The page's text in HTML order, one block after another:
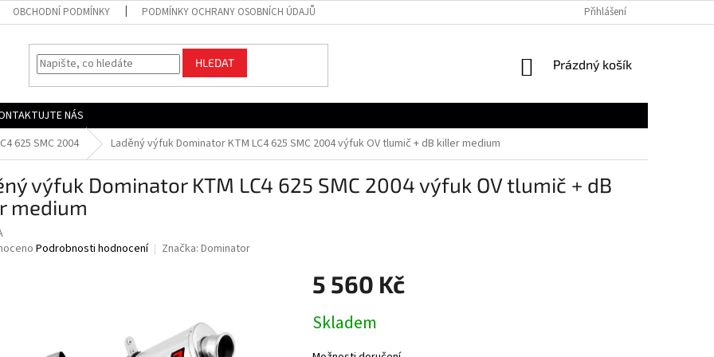
OBCHODNÍ PODMÍNKY PODMÍNKY OCHRANY OSOBNÍCH ÚDAJŮ Přihlášení
HLEDAT
NÁKUPNÍ
Prázdný košík
NÁS
625 SMC 2004 Laděný výfuk Dominator KTM LC4 625 SMC 2004 výfuk OV tlumič + dB killer medium
výfuk Dominator KTM LC4 625 SMC 2004 výfuk OV tlumič + dB
medium
Podrobnosti hodnocení Značka: Dominator
5 560 Kč
cena:
Skladem